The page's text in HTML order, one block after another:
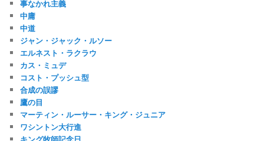
事なかれ主義
中庸
中道
ジャン・ジャック・ルソー
エルネスト・ラクラウ
カス・ミュデ
コスト・プッシュ型
合成の誤謬
鷹の目
マーティン・ルーサー・キング・ジュニア
ワシントン大行進
キング牧師記念日